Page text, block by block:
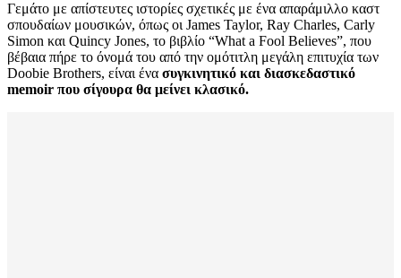
Γεμάτο με απίστευτες ιστορίες σχετικές με ένα απαράμιλλο καστ
σπουδαίων μουσικών, όπως οι James Taylor, Ray Charles, Carly
Simon και Quincy Jones, το βιβλίο “What a Fool Believes”, που
βέβαια πήρε το όνομά του από την ομότιτλη μεγάλη επιτυχία των
Doobie Brothers, είναι ένα συγκινητικό και διασκεδαστικό
memoir που σίγουρα θα μείνει κλασικό.